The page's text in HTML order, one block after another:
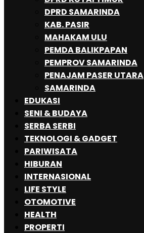
DPRD SAMARINDA
KAB. PASIR
MAHAKAM ULU
PEMDA BALIKPAPAN
PEMPROV SAMARINDA
PENAJAM PASER UTARA
SAMARINDA
EDUKASI
SENI & BUDAYA
SERBA SERBI
TEKNOLOGI & GADGET
PARIWISATA
HIBURAN
INTERNASIONAL
LIFE STYLE
OTOMOTIVE
HEALTH
PROPERTI